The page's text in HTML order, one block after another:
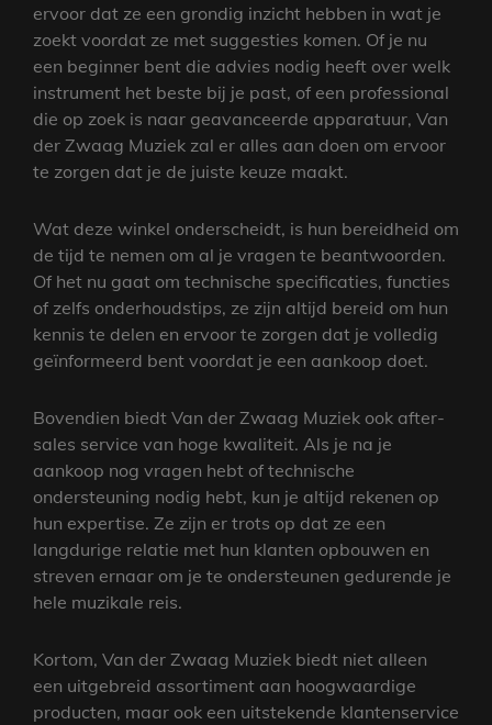
ervoor dat ze een grondig inzicht hebben in wat je
zoekt voordat ze met suggesties komen. Of je nu
een beginner bent die advies nodig heeft over welk
instrument het beste bij je past, of een professional
die op zoek is naar geavanceerde apparatuur, Van
der Zwaag Muziek zal er alles aan doen om ervoor
te zorgen dat je de juiste keuze maakt.
Wat deze winkel onderscheidt, is hun bereidheid om
de tijd te nemen om al je vragen te beantwoorden.
Of het nu gaat om technische specificaties, functies
of zelfs onderhoudstips, ze zijn altijd bereid om hun
kennis te delen en ervoor te zorgen dat je volledig
geïnformeerd bent voordat je een aankoop doet.
Bovendien biedt Van der Zwaag Muziek ook after-
sales service van hoge kwaliteit. Als je na je
aankoop nog vragen hebt of technische
ondersteuning nodig hebt, kun je altijd rekenen op
hun expertise. Ze zijn er trots op dat ze een
langdurige relatie met hun klanten opbouwen en
streven ernaar om je te ondersteunen gedurende je
hele muzikale reis.
Kortom, Van der Zwaag Muziek biedt niet alleen
een uitgebreid assortiment aan hoogwaardige
producten, maar ook een uitstekende klantenservice